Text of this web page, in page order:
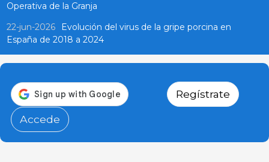
Operativa de la Granja
22-jun-2026
Evolución del virus de la gripe porcina en
España de 2018 a 2024
Regístrate
Accede